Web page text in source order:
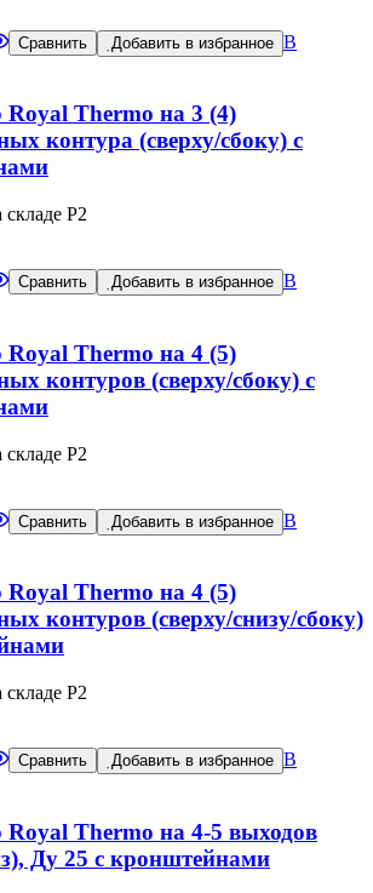
Сравнить Добавить в избранное В
Royal Thermo на 3 (4)
контура (сверху/сбоку) с
Р2
Сравнить Добавить в избранное В
Royal Thermo на 4 (5)
контуров (сверху/сбоку) с
Р2
Сравнить Добавить в избранное В
Royal Thermo на 4 (5)
контуров (сверху/снизу/сбоку)
Р2
Сравнить Добавить в избранное В
Royal Thermo на 4-5 выходов
Ду 25 с кронштейнами